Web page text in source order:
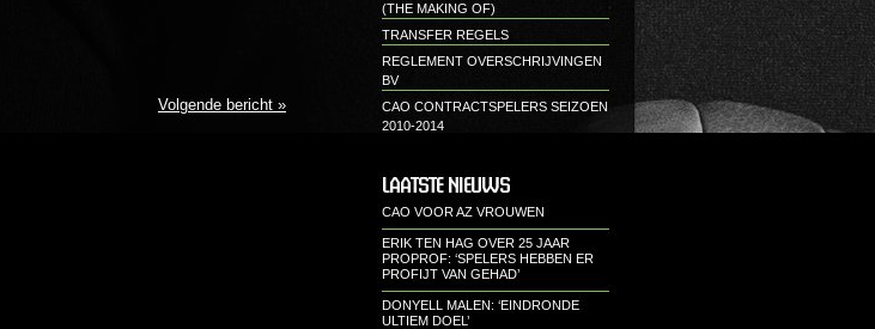
Volgende bericht »
(THE MAKING OF)
TRANSFER REGELS
REGLEMENT OVERSCHRIJVINGEN
BV
CAO CONTRACTSPELERS SEIZOEN
2010-2014
LAATSTE NIEUWS
CAO VOOR AZ VROUWEN
ERIK TEN HAG OVER 25 JAAR
PROPROF: ‘SPELERS HEBBEN ER
PROFIJT VAN GEHAD’
DONYELL MALEN: ‘EINDRONDE
ULTIEM DOEL’